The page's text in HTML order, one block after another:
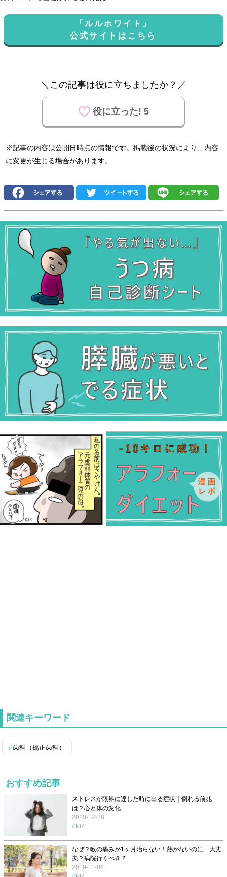
「ルルホワイト」
公式サイトはこちら
＼この記事は役に立ちましたか？／
役に立った! 5
※記事の内容は公開日時点の情報です。掲載後の状況により、内容
に変更が生じる場合があります。
関連キーワード
歯科（矯正歯科）
おすすめ記事
ストレスが限界に達した時に出る症状｜倒れる前兆
は？心と体の変化
2020-12-28
PR
なぜ？喉の痛みが1ヶ月治らない！熱がないのに…大丈
夫？病院行くべき？
2019-11-06